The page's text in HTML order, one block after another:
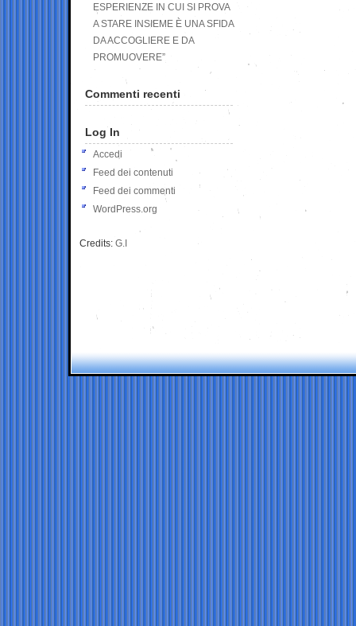
ESPERIENZE IN CUI SI PROVA
A STARE INSIEME È UNA SFIDA
DA ACCOGLIERE E DA
PROMUOVERE”
Commenti recenti
Log In
Accedi
Feed dei contenuti
Feed dei commenti
WordPress.org
Credits: G.I